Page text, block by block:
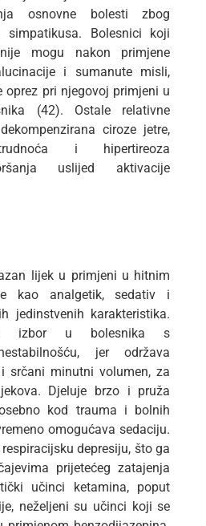
osnovne bolesti zbog
simpatikusa. Bolesnici koji
mogu nakon primjene
i sumanute misli,
oprez pri njegovoj primjeni u
(42). Ostale relativne
ciroze jetre,
i hipertireoza
uslijed aktivacije
lijek u primjeni u hitnim
kao analgetik, sedativ i
jedinstvenih karakteristika.
izbor u bolesnika s
jer održava
srčani minutni volumen, za
Djeluje brzo i pruža
kod trauma i bolnih
omogućava sedaciju.
depresiju, što ga
prijetećeg zatajenja
učinci ketamina, poput
neželjeni su učinci koji se